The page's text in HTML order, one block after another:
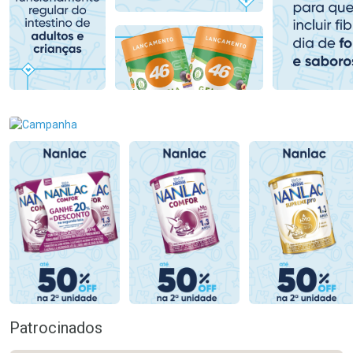
Comprar sem Desconto
Por R$ 79,99/cada
Comprar sem Desconto
Por R$ 79,99/cada
Comprar sem Desconto
Por R$ 79,99/cada
Comprar sem Desconto
Por R$ 79,99/cada
Patrocinados